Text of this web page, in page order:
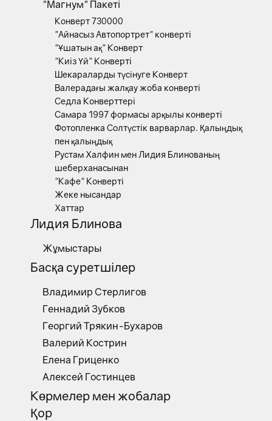
"Магнум" Пакеті
Конверт 730000
"Айнасыз Автопортрет" конверті
"Ұшатын ақ" Конверт
"Киіз Үй" Конверті
Шекараларды түсінуге Конверт
Валерадағы жалқау жоба конверті
Седла Конверттері
Самара 1997 формасы арқылы конверті
Фотопленка Солтүстік варварлар. Қалыңдық
пен қалыңдық
Рустам Халфин мен Лидия Блинованың
шеберханасынан
"Кафе" Конверті
Жеке нысандар
Хаттар
Лидия Блинова
Жұмыстары
Басқа суретшілер
Владимир Стерлигов
Геннадий Зубков
Георгий Трякин-Бухаров
Валерий Кострин
Елена Гриценко
Алексей Гостинцев
Көрмелер мен жобалар
Қор